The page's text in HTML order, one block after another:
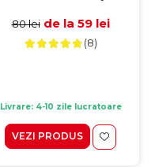
cm, grosime 28 mm
80 lei de la 59 lei
(8)
Livrare: 4-10 zile lucratoare
VEZI PRODUS